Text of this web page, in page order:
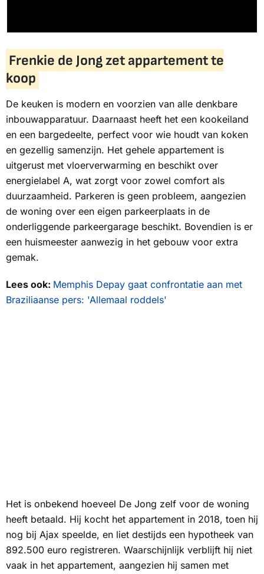
Frenkie de Jong zet appartement te
koop
De keuken is modern en voorzien van alle denkbare
inbouwapparatuur. Daarnaast heeft het een kookeiland
en een bargedeelte, perfect voor wie houdt van koken
en gezellig samenzijn. Het gehele appartement is
uitgerust met vloerverwarming en beschikt over
energielabel A, wat zorgt voor zowel comfort als
duurzaamheid. Parkeren is geen probleem, aangezien
de woning over een eigen parkeerplaats in de
onderliggende parkeergarage beschikt. Bovendien is er
een huismeester aanwezig in het gebouw voor extra
gemak.
Lees ook: Memphis Depay gaat confrontatie aan met
Braziliaanse pers: 'Allemaal roddels'
Het is onbekend hoeveel De Jong zelf voor de woning
heeft betaald. Hij kocht het appartement in 2018, toen hij
nog bij Ajax speelde, en liet destijds een hypotheek van
892.500 euro registreren. Waarschijnlijk verblijft hij niet
vaak in het appartement, aangezien hij samen met